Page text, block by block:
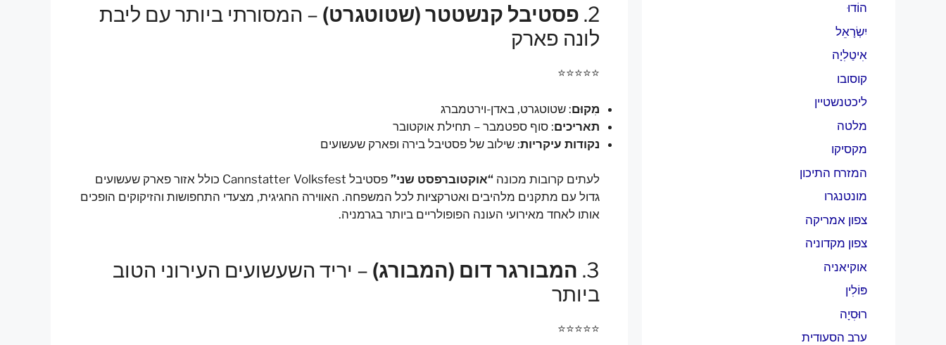
2. פסטיבל קנשטטר (שטוטגרט) – המסורתי ביותר עם ליבת
לונה פארק
⭐⭐⭐⭐⭐
מִקוּם: שטוטגרט, באדן-וירטמברג
תאריכים: סוף ספטמבר – תחילת אוקטובר
נקודות עיקריות: שילוב של פסטיבל בירה ופארק שעשועים
לעתים קרובות מכונה “אוקטוברפסט שני”
פסטיבל Cannstatter Volksfest כולל אזור פארק שעשועים
גדול עם מתקנים מלהיבים ואטרקציות לכל המשפחה. האווירה החגיגית, מצעדי התחפושות והזיקוקים הופכים
אותו לאחד מאירועי העונה הפופולריים ביותר בגרמניה.
3. המבורגר דום (המבורג) – יריד השעשועים העירוני הטוב
ביותר
⭐⭐⭐⭐⭐
הוֹדוּ
יִשְׂרָאֵל
אִיטַלִיָה
קוסובו
ליכטנשטיין
מלטה
מקסיקו
המזרח התיכון
מונטנגרו
צפון אמריקה
צפון מקדוניה
אוקיאניה
פּוֹלִין
רוּסִיָה
ערב הסעודית